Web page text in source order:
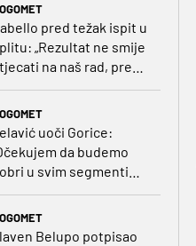
pred težak ispit u
„Rezultat ne smije
na naš rad, pred
je dugo prvenstvo“
uoči Gorice:
da budemo
u svim segmentima
Belupo potpisao